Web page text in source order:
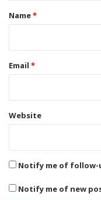
*Name*
Email *
Website
Notify me of follow-
Notify me of new